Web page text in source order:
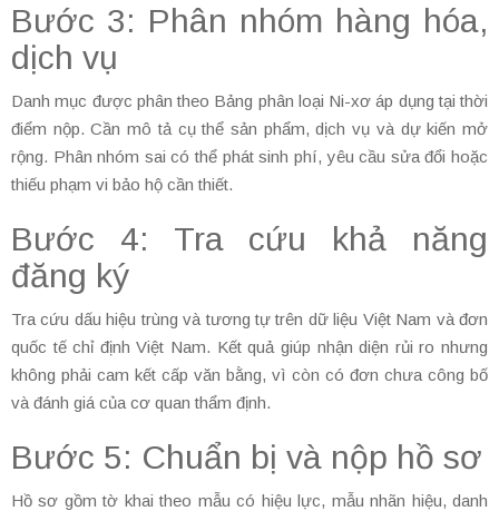
Bước 3: Phân nhóm hàng hóa,
dịch vụ
Danh mục được phân theo Bảng phân loại Ni-xơ áp dụng tại thời
điểm nộp. Cần mô tả cụ thể sản phẩm, dịch vụ và dự kiến mở
rộng. Phân nhóm sai có thể phát sinh phí, yêu cầu sửa đổi hoặc
thiếu phạm vi bảo hộ cần thiết.
Bước 4: Tra cứu khả năng
đăng ký
Tra cứu dấu hiệu trùng và tương tự trên dữ liệu Việt Nam và đơn
quốc tế chỉ định Việt Nam. Kết quả giúp nhận diện rủi ro nhưng
không phải cam kết cấp văn bằng, vì còn có đơn chưa công bố
và đánh giá của cơ quan thẩm định.
Bước 5: Chuẩn bị và nộp hồ sơ
Hồ sơ gồm tờ khai theo mẫu có hiệu lực, mẫu nhãn hiệu, danh